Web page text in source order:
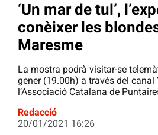
‘Un mar de tul’,
conèixer les
Maresme
La mostra podrà visitar-se
gener (19.00h) a través del canal
l’Associació Catalana de
Redacció
20/01/2021 16:26